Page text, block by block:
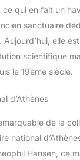
qui en fait un
sanctuaire
elle
scientifique
le 19ème siècle.
d’Athènes
de la
national
Hansen, ce